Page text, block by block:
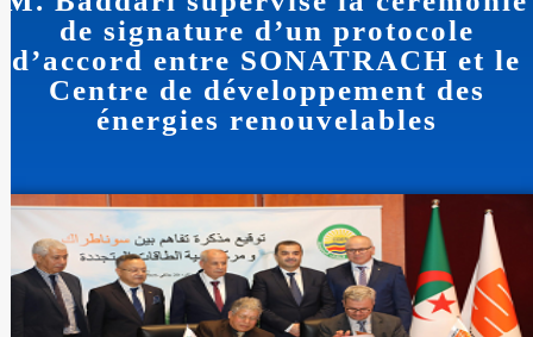
de signature d’un protocole
d’accord entre SONATRACH et le
Centre de développement des
énergies renouvelables